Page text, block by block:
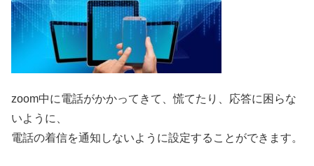
zoom中に電話がかかってきて、慌てたり、応答に困らな
いように、
電話の着信を通知しないように設定することができます。